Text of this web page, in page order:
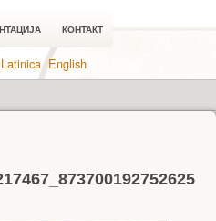
КОНТАКТ
Latinica English